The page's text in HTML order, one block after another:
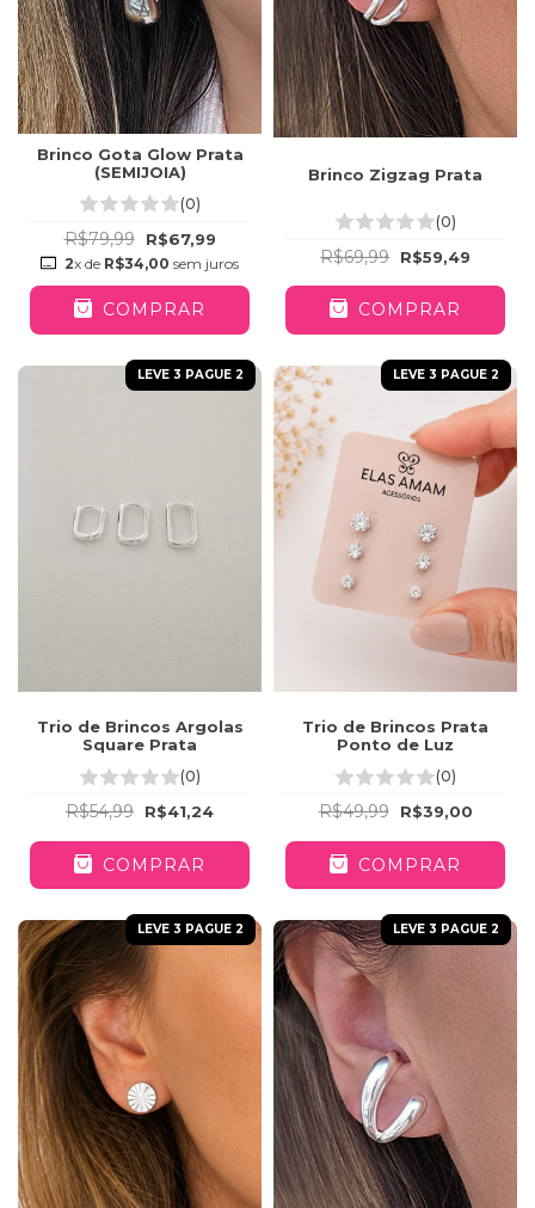
Brinco Gota Glow Prata
(SEMIJOIA)
(0)
R$79,99 R$67,99
2x de R$34,00 sem juros
COMPRAR
Brinco Zigzag Prata
(0)
R$69,99 R$59,49
COMPRAR
LEVE 3 PAGUE 2
Trio de Brincos Argolas
Square Prata
(0)
R$54,99 R$41,24
COMPRAR
LEVE 3 PAGUE 2
Trio de Brincos Prata
Ponto de Luz
(0)
R$49,99 R$39,00
COMPRAR
LEVE 3 PAGUE 2 LEVE 3 PAGUE 2